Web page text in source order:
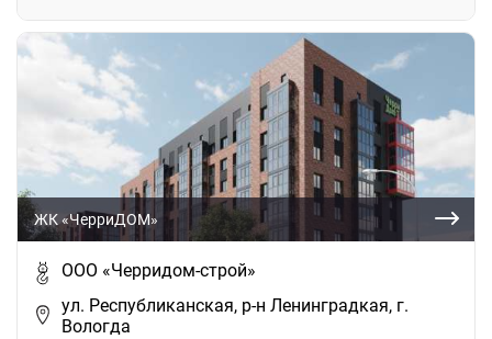
ЖК «ЧерриДОМ»
ООО «Черридом-строй»
ул. Республиканская, р-н Ленинградкая, г.
Вологда